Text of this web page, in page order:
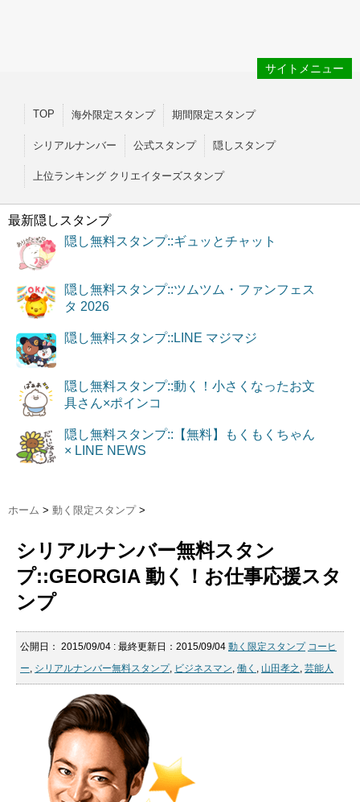
サイトメニュー
TOP 海外限定スタンプ 期間限定スタンプ
シリアルナンバー 公式スタンプ 隠しスタンプ
上位ランキング クリエイターズスタンプ
最新隠しスタンプ
隠し無料スタンプ::ギュッとチャット
隠し無料スタンプ::ツムツム・ファンフェス
タ 2026
隠し無料スタンプ::LINE マジマジ
隠し無料スタンプ::動く！小さくなったお文
具さん×ポインコ
隠し無料スタンプ::【無料】もくもくちゃん
× LINE NEWS
ホーム > 動く限定スタンプ >
シリアルナンバー無料スタン
プ::GEORGIA 動く！お仕事応援スタ
ンプ
公開日： 2015/09/04 : 最終更新日：2015/09/04 動く限定スタンプ コーヒ
ー, シリアルナンバー無料スタンプ, ビジネスマン, 働く , 山田孝之 , 芸能人